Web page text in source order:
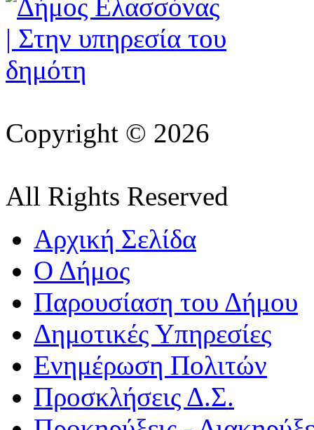
Copyright © 2026
All Rights Reserved
Αρχική Σελίδα
Ο Δήμος
Παρουσίαση του Δήμου
Δημοτικές Υπηρεσίες
Ενημέρωση Πολιτών
Προσκλήσεις Δ.Σ.